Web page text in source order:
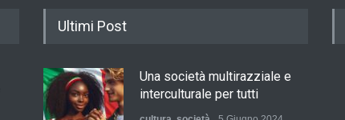
Ultimi Post
Una società multirazziale e
interculturale per tutti